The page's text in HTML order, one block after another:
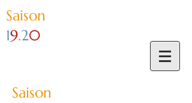
Saison
19.20
Saison